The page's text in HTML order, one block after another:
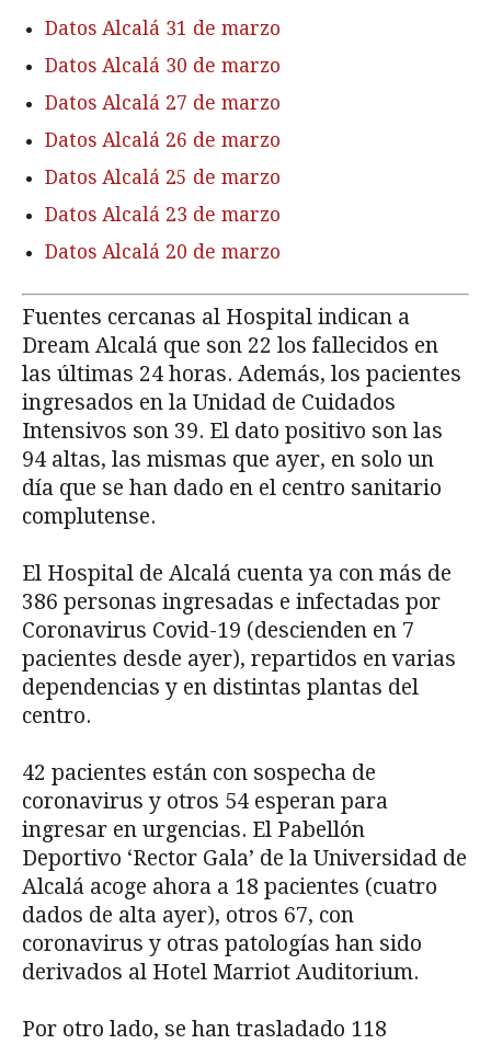
Datos Alcalá 31 de marzo
Datos Alcalá 30 de marzo
Datos Alcalá 27 de marzo
Datos Alcalá 26 de marzo
Datos Alcalá 25 de marzo
Datos Alcalá 23 de marzo
Datos Alcalá 20 de marzo
Fuentes cercanas al Hospital indican a
Dream Alcalá que son 22 los fallecidos en
las últimas 24 horas. Además, los pacientes
ingresados en la Unidad de Cuidados
Intensivos son 39. El dato positivo son las
94 altas, las mismas que ayer, en solo un
día que se han dado en el centro sanitario
complutense.
El Hospital de Alcalá cuenta ya con más de
386 personas ingresadas e infectadas por
Coronavirus Covid-19 (descienden en 7
pacientes desde ayer), repartidos en varias
dependencias y en distintas plantas del
centro.
42 pacientes están con sospecha de
coronavirus y otros 54 esperan para
ingresar en urgencias. El Pabellón
Deportivo ‘Rector Gala’ de la Universidad de
Alcalá acoge ahora a 18 pacientes (cuatro
dados de alta ayer), otros 67, con
coronavirus y otras patologías han sido
derivados al Hotel Marriot Auditorium.
Por otro lado, se han trasladado 118